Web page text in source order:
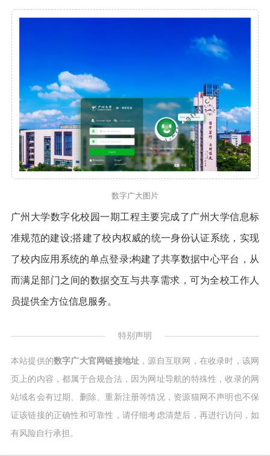
数字广大图片
广州大学数字化校园一期工程主要完成了广州大学信息标
准规范的建设;搭建了校内权威的统一身份认证系统，实现
了校内应用系统的单点登录;构建了共享数据中心平台，从
而满足部门之间的数据交互与共享需求，可为全校工作人
员提供全方位信息服务。
特别声明
本站提供的数字广大官网链接地址 ，源自互联网，在收录时，该网
页上的内容，都属于合规合法，因为网址导航的特殊性，收录的网
站域名会有过期、删除、重新注册等情况，资源猫网不声明也不保
证该链接的正确性和可靠性，请仔细考虑清楚后，再进行访问，如
有风险自行承担。